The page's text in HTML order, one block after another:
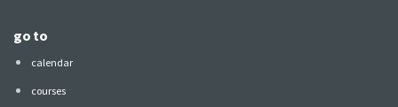
go to
calendar
courses